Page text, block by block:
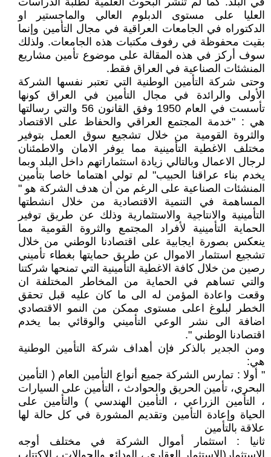
العليا على مستوى الدبلوم العالي والماجستير او
الدكتوراه في الجامعات العراقية في مجال التأمين وإنما
بقيت محفوظة في رفوف مكتبات هذه الجامعات. ولذلك
سوف أركز في هذه المقالة على موضوع تأمين مشاريع
المنشئات الصناعية في العراق فقط.
وحتى شركة التأمين الوطنية التي تعتبر نفسها الشركة
الأولى والرائدة في مجال التأمين في العراق كونها
تأسست في العام 1950 وفق القانون 56 والتي رسالتها
هي : "خدمة المجتمع العراقي والحفاظ على الاقتصاد
والثروة القومية من خلال تشجيع سوق العمل بتوفير
مختلف الاغطية التأمينية مما يوفر الامان والاطمئنان
لرجال الاعمال وبالتالي زيادة استثماراتهم داخل البلد وبما
يخدم بناء عراقنا الحبيب" لم تولي اهتماما خاصا بتأمين
المنشئات الصناعية على الرغم من أن هدف الشركة هو "
المساهمة في التنمية الاقتصادية من خلال انشطتها
التأمينية والانتاجية والاستثمارية وذلك عن طريق توفير
الحماية التأمينية لأفراد المجتمع والثروة القومية مما
ينعكس بصورة ايجابية على اقتصادنا الوطني من خلال
تشجيع استثمار الاموال عن طريق حمايتها بغطاء تأميني
رصين من خلال كافة الاغطية التأمينية التي تمنحها شركتنا
والتي تساهم في الحماية من المخاطر المختلفة ان
وقعت واعادة المؤمن له الى ما كان عليه قبل تحقق
الخطر لبلوغ اعلى مستوى ممكن من النمو الاقتصادي
اضافة الى نشر الوعي التأميني والوقائي بما يخدم
اقتصادنا الوطني ".
ومن الجدير بالذكر فإن أهداف شركة التأمين الوطنية
هي:
" أولا : تمارس الشركة جميع أنواع التأمين العام ( التأمين
البحري، تأمين الحريق والحوادث ، التأمين على السيارات
، التأمين الزراعي ، التأمين الهندسي ) والتأمين على
الحياة وإعادة التأمين وتقديم المشورة في كل حالة لها
علاقة بالتأمين
ثانيا : استثمار أموال الشركة في مختلف أوجه